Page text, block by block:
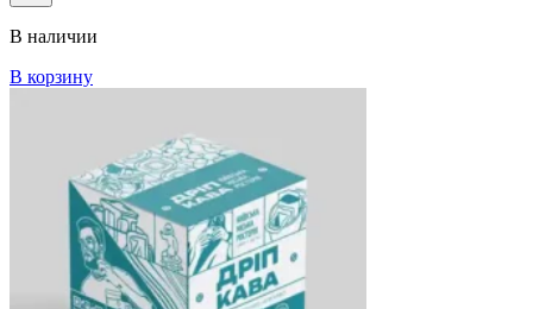
В наличии
В корзину